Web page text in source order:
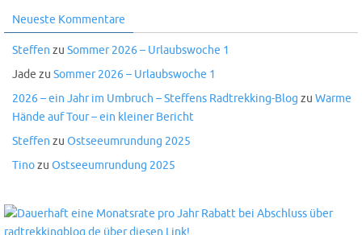
Neueste Kommentare
Steffen zu Sommer 2026 – Urlaubswoche 1
Jade zu Sommer 2026 – Urlaubswoche 1
2026 – ein Jahr im Umbruch – Steffens Radtrekking-Blog zu Warme
Hände auf Tour – ein kleiner Bericht
Steffen zu Ostseeumrundung 2025
Tinozu Ostseeumrundung 2025